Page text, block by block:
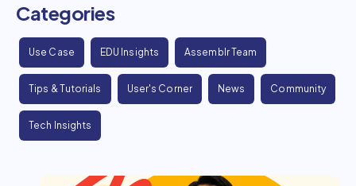
Categories
Use Case EDU Insights Assemblr Team
Tips & Tutorials User's Corner News Community
Tech Insights